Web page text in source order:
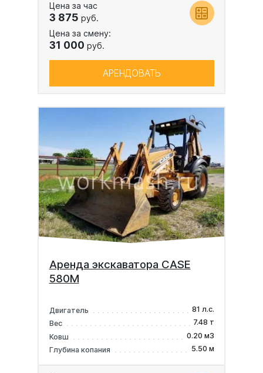
Цена за час
3 875 руб.
Цена за смену:
31 000 руб.
АРЕНДОВАТЬ
Аренда экскаватора CASE
580M
Двигатель
81 л.с.
Вес
7.48 т
Ковш
0.20 м3
Глубина копания
5.50 м